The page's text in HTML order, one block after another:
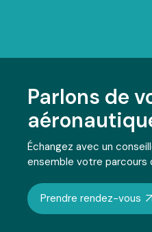
Parlons de
Échangez avec un
ensemble votre parcours
Prendre rendez-vous